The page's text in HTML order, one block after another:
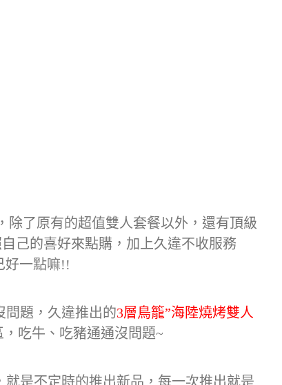
除了原有的超值雙人套餐以外，還有頂級
己的喜好來點購，加上久違不收服務
好一點嘛!!
問題，久違推出的3層鳥籠”海陸燒烤雙人
吃牛、吃豬通通沒問題~
是不定時的推出新品，每一次推出就是